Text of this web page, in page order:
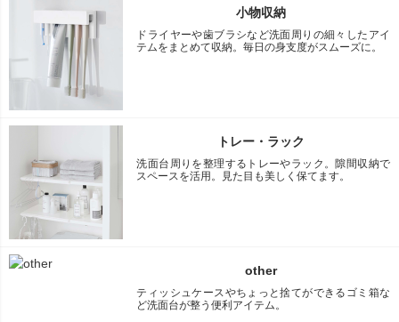
小物収納
ドライヤーや歯ブラシなど洗面周りの細々したアイ
テムをまとめて収納。毎日の身支度がスムーズに。
トレー・ラック
洗面台周りを整理するトレーやラック。隙間収納で
スペースを活用。見た目も美しく保てます。
other
ティッシュケースやちょっと捨てができるゴミ箱な
ど洗面台が整う便利アイテム。